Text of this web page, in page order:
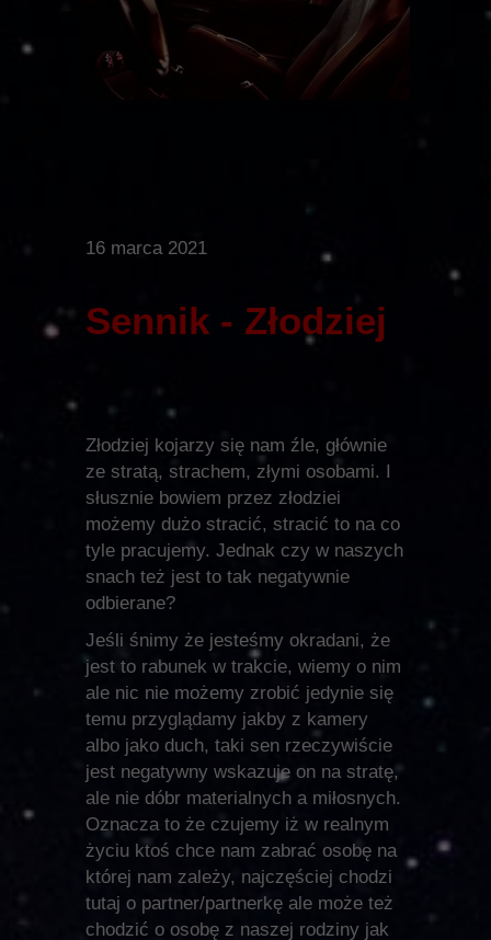
16 marca 2021
Sennik - Złodziej
Złodziej kojarzy się nam źle, głównie
ze stratą, strachem, złymi osobami. I
słusznie bowiem przez złodziei
możemy dużo stracić, stracić to na co
tyle pracujemy. Jednak czy w naszych
snach też jest to tak negatywnie
odbierane?
Jeśli śnimy że jesteśmy okradani, że
jest to rabunek w trakcie, wiemy o nim
ale nic nie możemy zrobić jedynie się
temu przyglądamy jakby z kamery
albo jako duch, taki sen rzeczywiście
jest negatywny wskazuje on na stratę,
ale nie dóbr materialnych a miłosnych.
Oznacza to że czujemy iż w realnym
życiu ktoś chce nam zabrać osobę na
której nam zależy, najczęściej chodzi
tutaj o partner/partnerkę ale może też
chodzić o osobę z naszej rodziny jak